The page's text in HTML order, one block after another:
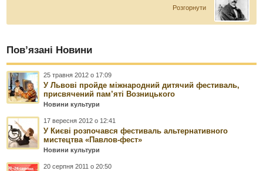
Розгорнути
Пов’язані Новини
25 травня 2012 о 17:09
У Львові пройде міжнародний дитячий фестиваль,
присвячений пам’яті Возницького
Новини культури
17 вересня 2012 о 12:41
У Києві розпочався фестиваль альтернативного
мистецтва «Павлов-фест»
Новини культури
20 серпня 2011 о 20:50